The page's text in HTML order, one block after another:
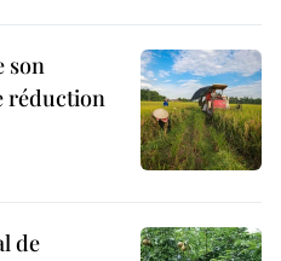
son
réduction
de